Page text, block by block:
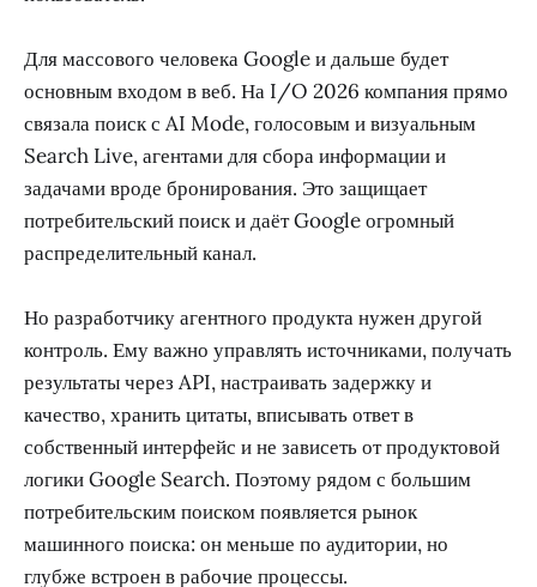
Для массового человека Google и дальше будет
основным входом в веб. На I/O 2026 компания прямо
связала поиск с AI Mode, голосовым и визуальным
Search Live, агентами для сбора информации и
задачами вроде бронирования. Это защищает
потребительский поиск и даёт Google огромный
распределительный канал.
Но разработчику агентного продукта нужен другой
контроль. Ему важно управлять источниками, получать
результаты через API, настраивать задержку и
качество, хранить цитаты, вписывать ответ в
собственный интерфейс и не зависеть от продуктовой
логики Google Search. Поэтому рядом с большим
потребительским поиском появляется рынок
машинного поиска: он меньше по аудитории, но
глубже встроен в рабочие процессы.